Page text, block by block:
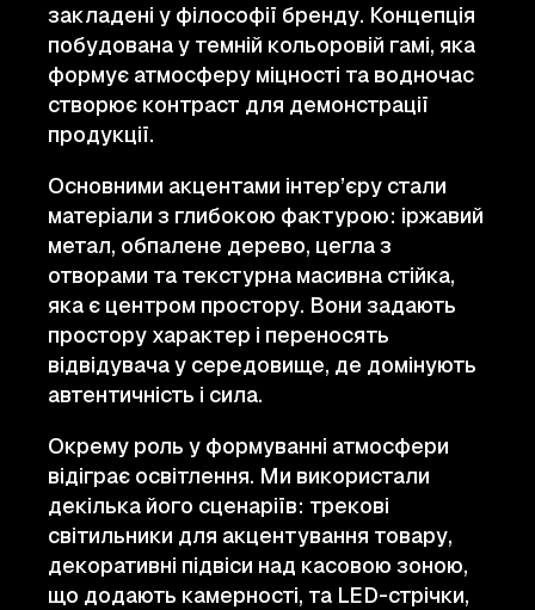
закладені у філософії бренду. Концепція
побудована у темній кольоровій гамі, яка
формує атмосферу міцності та водночас
створює контраст для демонстрації
продукції.
Основними акцентами інтер’єру стали
матеріали з глибокою фактурою: іржавий
метал, обпалене дерево, цегла з
отворами та текстурна масивна стійка,
яка є центром простору. Вони задають
простору характер і переносять
відвідувача у середовище, де домінують
автентичність і сила.
Окрему роль у формуванні атмосфери
відіграє освітлення. Ми використали
декілька його сценаріїв: трекові
світильники для акцентування товару,
декоративні підвіси над касовою зоною,
що додають камерності, та LED-стрічки,